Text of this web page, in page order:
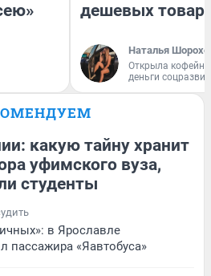
дешевых
Наталья
Открыла
деньги
какую тайну хранит
уфимского вуза,
студенты
в Ярославле
пассажира «Яавтобуса»